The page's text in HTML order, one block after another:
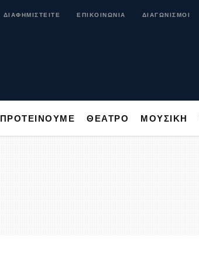
ΔΙΑΦΗΜΙΣΤΕΙΤΕ ΕΠΙΚΟΙΝΩΝΙΑ ΔΙΑΓΩΝΙΣΜΟΙ
ΠΡΟΤΕΙΝΟΥΜΕ ΘΕΑΤΡΟ ΜΟΥΣΙΚΗ
ΠΡΟΤΕΙΝΟΥΜΕ ΘΕΑΤΡΟ ΜΟΥΣΙΚΗ